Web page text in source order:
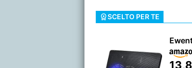
SCELTO PER TE